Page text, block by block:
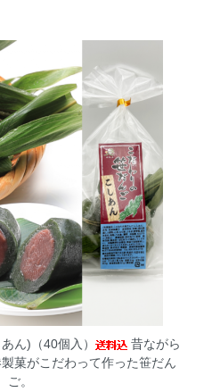
ん)（40個入）
昔ながら
菓がこだわって作った笹だん
ご。